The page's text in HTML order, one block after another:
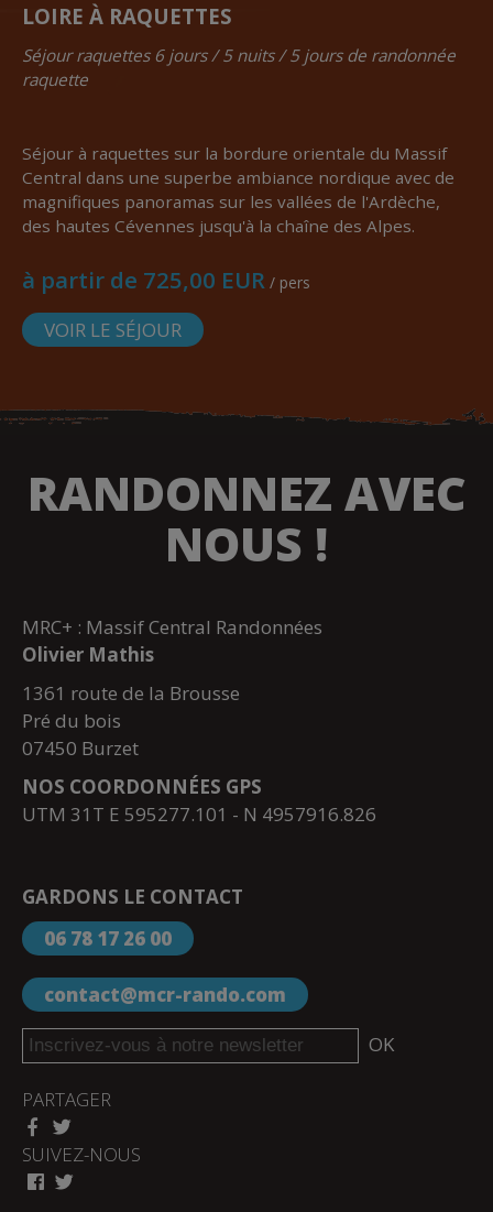
LOIRE À RAQUETTES
Séjour raquettes 6 jours / 5 nuits / 5 jours de randonnée
raquette
Séjour à raquettes sur la bordure orientale du Massif
Central dans une superbe ambiance nordique avec de
magnifiques panoramas sur les vallées de l'Ardèche,
des hautes Cévennes jusqu'à la chaîne des Alpes.
à partir de 725,00 EUR / pers
VOIR LE SÉJOUR
RANDONNEZ AVEC
NOUS !
MRC+ : Massif Central Randonnées
Olivier Mathis
1361 route de la Brousse
Pré du bois
07450 Burzet
NOS COORDONNÉES GPS
UTM 31T E 595277.101 - N 4957916.826
GARDONS LE CONTACT
06 78 17 26 00
contact@mcr-rando.com
OK
PARTAGER
SUIVEZ-NOUS